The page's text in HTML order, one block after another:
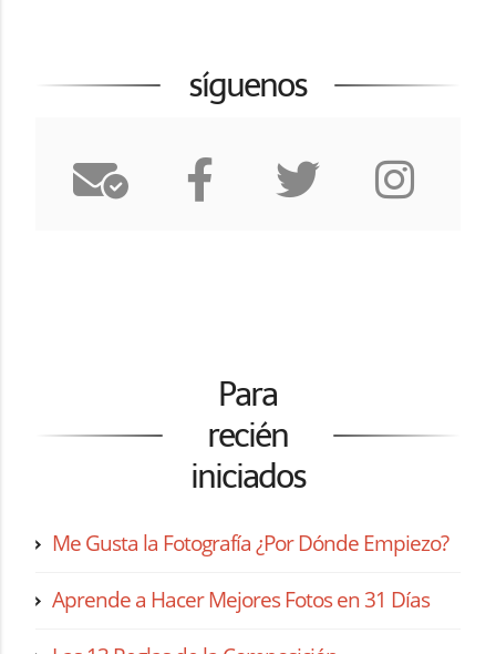
síguenos
Para
recién
iniciados
Me Gusta la Fotografía ¿Por Dónde Empiezo?
Aprende a Hacer Mejores Fotos en 31 Días